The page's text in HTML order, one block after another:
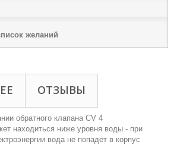
желаний
ОТЗЫВЫ
обратного клапана CV 4
находиться ниже уровня воды - при
вода не попадет в корпус